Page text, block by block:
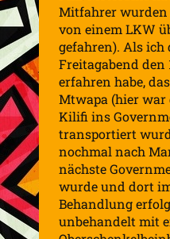
Mitfahrer wurden
von einem LKW
gefahren). Als ich
Freitagabend den
erfahren habe,
Mtwapa (hier war
Kilifi ins
transportiert
nochmal nach
nächste
wurde und dort
Behandlung
unbehandelt mit